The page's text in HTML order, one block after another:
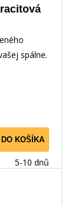
spálne.
DO KOŠÍKA
5-10 dnů